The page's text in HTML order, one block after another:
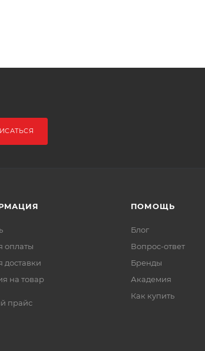
оплаты
доставки
на товар
прайс
ПОМОЩЬ
Блог
Вопрос-ответ
Бренды
Академия
Как купить